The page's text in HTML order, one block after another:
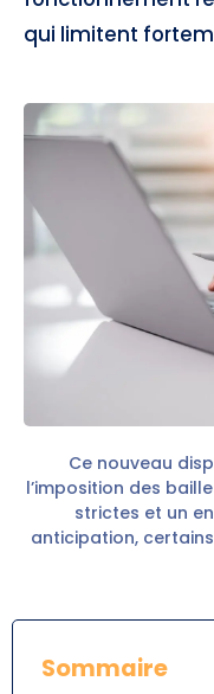
qui limitent
Ce nouveau
l’imposition des
strictes et un
anticipation,
Sommaire